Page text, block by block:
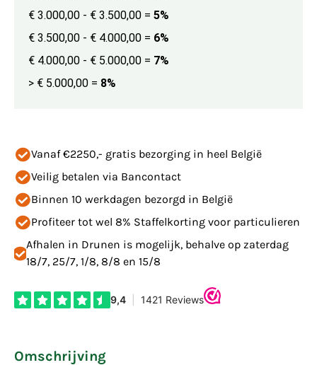
€ 3.000,00 - € 3.500,00 = 5%
€ 3.500,00 - € 4.000,00 = 6%
€ 4.000,00 - € 5.000,00 = 7%
> € 5.000,00 = 8%
Vanaf €2250,- gratis bezorging in heel België
Veilig betalen via Bancontact
Binnen 10 werkdagen bezorgd in België
Profiteer tot wel 8% Staffelkorting voor particulieren
Afhalen in Drunen is mogelijk, behalve op zaterdag
18/7, 25/7, 1/8, 8/8 en 15/8
Omschrijving